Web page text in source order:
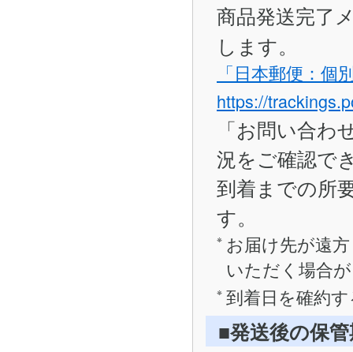
商品発送完了
します。
「日本郵便：個
https://
「お問い合
況をご確認で
到着までの所
す。
お届け先が遠
いただく場合
到着日を確約
■発送後の保